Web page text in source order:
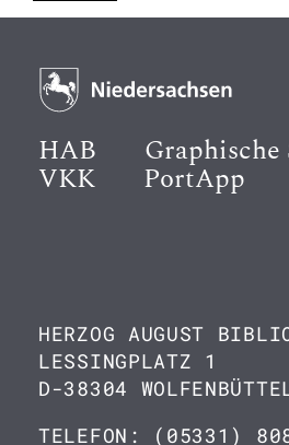
HAB Graphische
VKK PortApp
HERZOG AUGUST
LESSINGPLATZ 1
D-38304
TELEFON: (05331)